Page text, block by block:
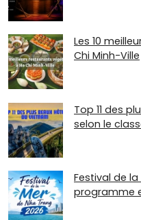
Les 10
Chi Minh-Ville
Top 11 des
selon le
Festival de
programme